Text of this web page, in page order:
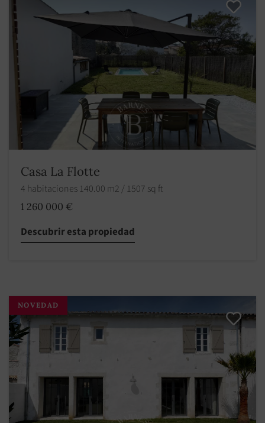
Casa La Flotte
4 habitaciones 140.00 m2 / 1507 sq ft
1 260 000 €
Descubrir esta propiedad
NOVEDAD